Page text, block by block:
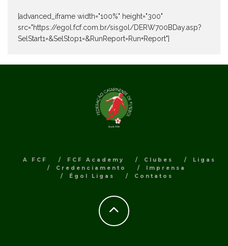
[advanced_iframe width="100%" height="300"
src="https://egol.fcf.com.br/sisgol/DERW700BDay.asp?
SelStart1=&SelStop1=&RunReport=Run+Report"]
A FCF FCF Academy Clubes
Ligas
Credenciamento
Imprensa
Égol Ligas
Contatos